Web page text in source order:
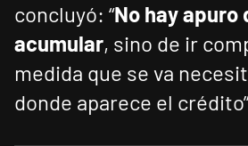
concluyó: “No hay apuro
acumular, sino de ir
medida que se va
donde aparece el